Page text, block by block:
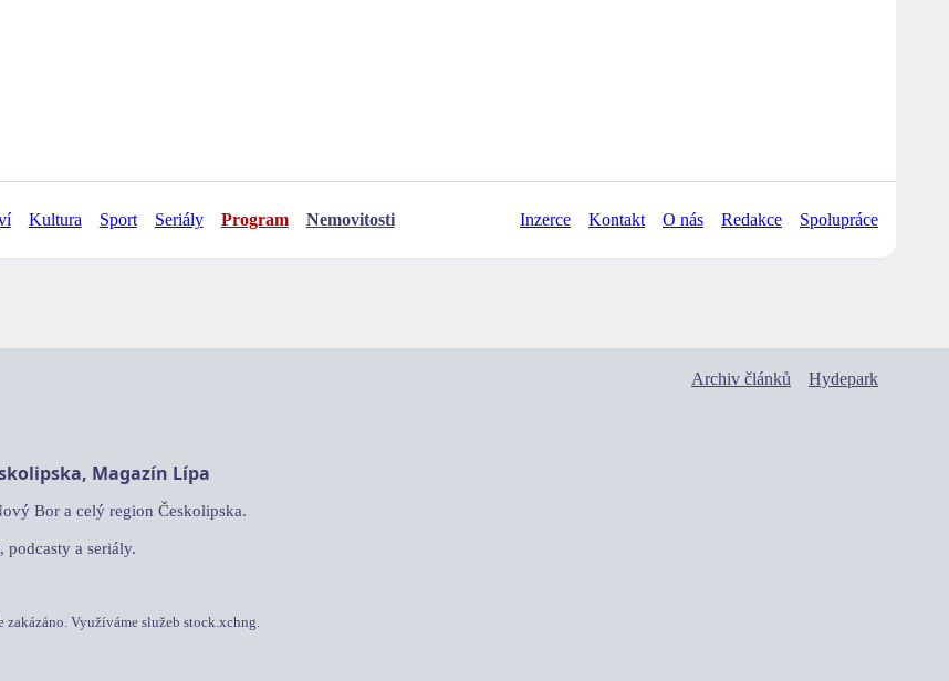
Kultura Sport Seriály Program Nemovitosti Inzerce Kontakt O nás Redakce Spolupráce
Archiv článků Hydepark
Magazín Lípa
Bor a celý region Českolipska.
a seriály.
Využíváme služeb stock.xchng.